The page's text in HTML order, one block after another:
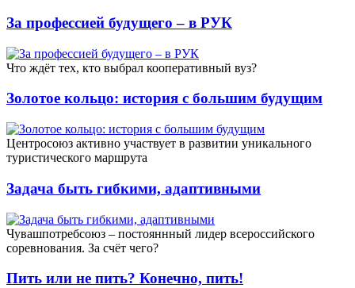
За профессией будущего – в РУК
Что ждёт тех, кто выбрал кооперативный вуз?
Золотое кольцо: история с большим будущим
Центросоюз активно участвует в развитии уникального
туристического маршрута
Задача быть гибкими, адаптивными
Чувашпотребсоюз – постояннный лидер всероссийского
соревнования. За счёт чего?
Пить или не пить? Конечно, пить!